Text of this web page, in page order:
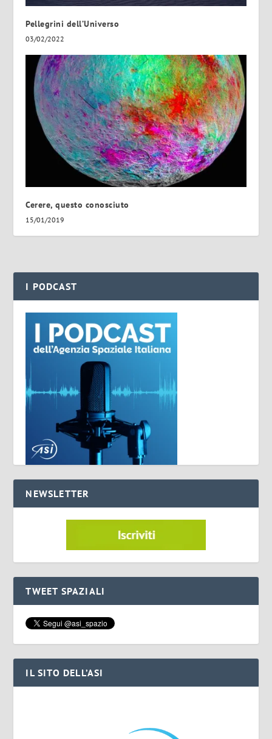
Pellegrini dell’Universo
03/02/2022
Cerere, questo conosciuto
15/01/2019
I PODCAST
NEWSLETTER
TWEET SPAZIALI
IL SITO DELL’ASI